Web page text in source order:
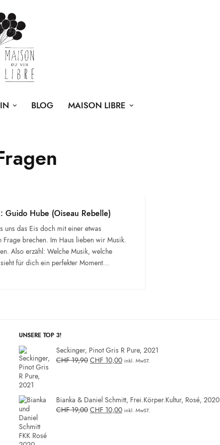
BLOG MAISON LIBRE
Guido Hube (Oiseau Rebelle)
uns das Eis doch mit einer etwas
Frage brechen. Im Haus lieben wir Musik.
Also erzähl: Welche Musik, welche
für dich ein perfekter Moment…
UNSERE TOP 3!
Seckinger, Pinot Gris R Pure, 2021
CHF19,90 CHF 10,00 inkl. MwST.
Bianka & Daniel Schmitt, Frei.Körper.Kultur, Rosé, 2020
CHF19,00 CHF 10,00 inkl. MwST.